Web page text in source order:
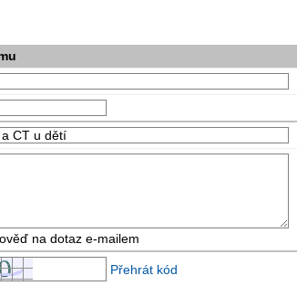
na dotaz e-mailem
Přehrát kód